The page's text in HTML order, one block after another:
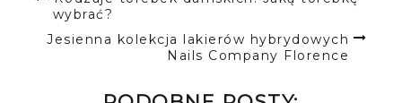
wybrać?
Jesienna kolekcja lakierów hybrydowych
Nails Company Florence